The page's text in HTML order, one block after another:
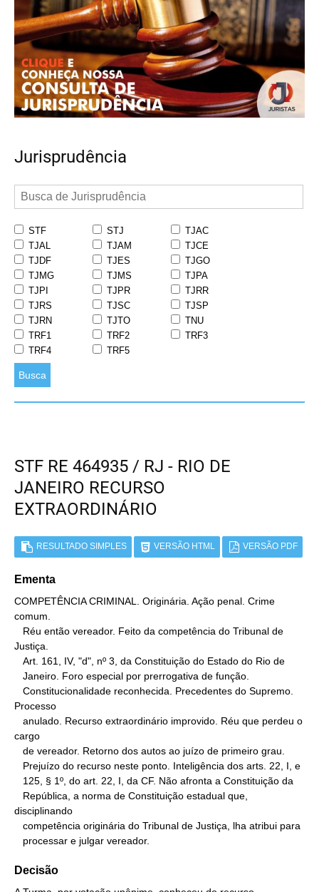
Jurisprudência
STF STJ
TJAC
TJAL
TJAM
TJCE
TJDF
TJES
TJGO
TJMG
TJMS
TJPA
TJPI
TJPR
TJRR
TJRS
TJSC
TJSP
TJRN
TJTO
TNU
TRF1
TRF2
TRF3
TRF4
TRF5
Busca
STF RE 464935 / RJ - RIO DE
JANEIRO RECURSO
EXTRAORDINÁRIO
RESULTADO SIMPLES VERSÃO HTML VERSÃO PDF
Ementa
COMPETÊNCIA CRIMINAL. Originária. Ação penal. Crime
comum.
Justiça.
Processo
cargo
disciplinando
   processar e julgar vereador.
Decisão